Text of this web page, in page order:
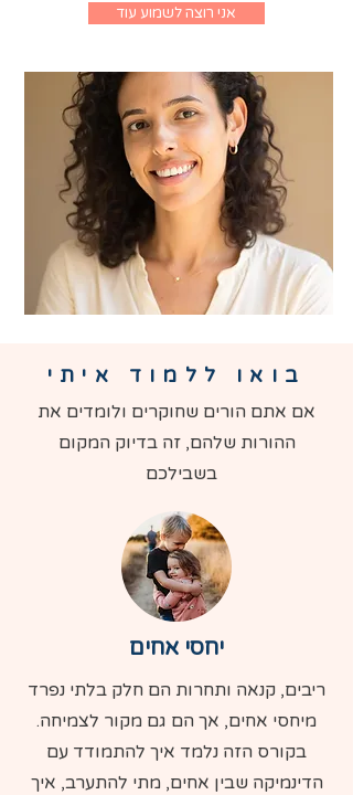
אני רוצה לשמוע עוד
בואו ללמוד איתי
אם אתם הורים שחוקרים ולומדים את
ההורות שלהם, זה בדיוק המקום
בשבילכם
יחסי אחים
ריבים, קנאה ותחרות הם חלק בלתי נפרד
מיחסי אחים, אך הם גם מקור לצמיחה.
בקורס הזה נלמד איך להתמודד עם
הדינמיקה שבין אחים, מתי להתערב, איך